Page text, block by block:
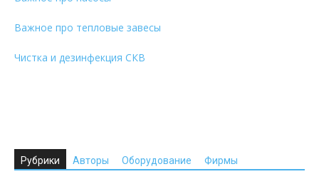
Важное про тепловые завесы
Чистка и дезинфекция СКВ
Рубрики Авторы Оборудование Фирмы